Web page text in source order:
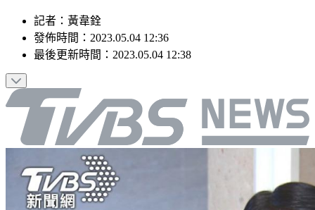
記者：黃韋銓
發佈時間：2023.05.04 12:36